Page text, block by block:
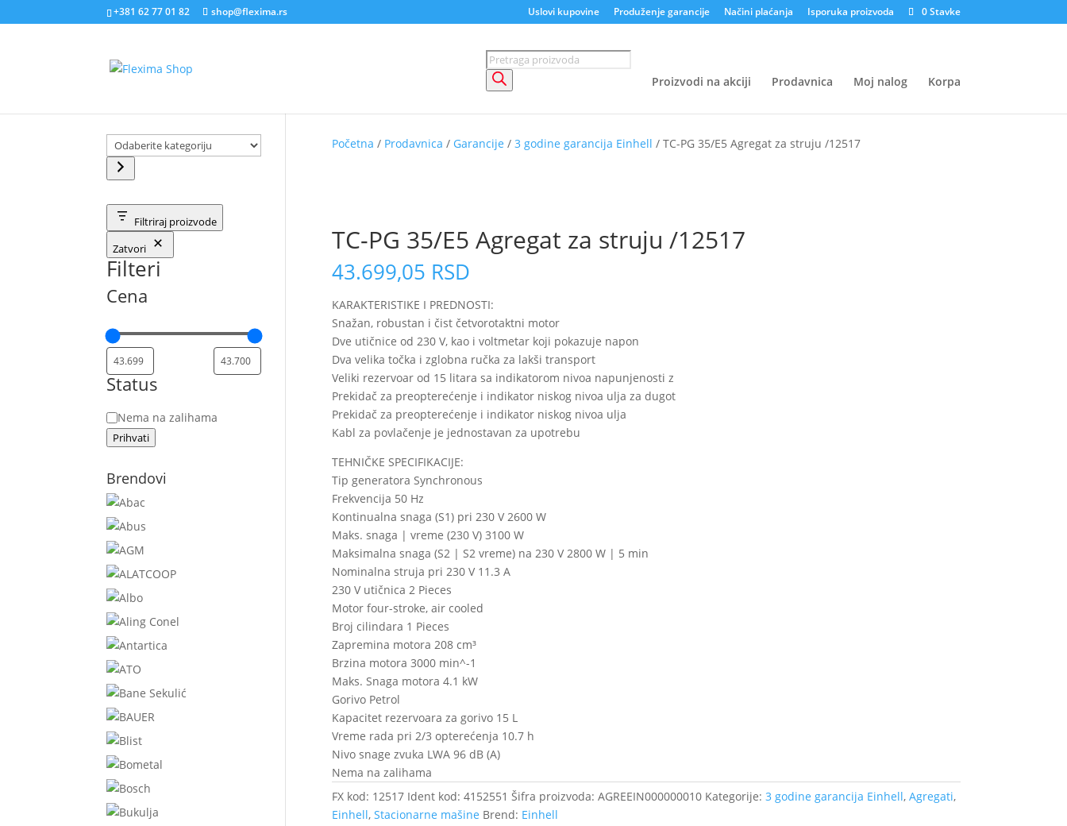
+381 62 77 01 82 shop@flexima.rs Uslovi kupovine Produženje garancije Načini plaćanja Isporuka proizvoda 0 Stavke
Products
search
Proizvodi na akciji
Prodavnica Moj nalog Korpa
Početna / Prodavnica / Garancije / 3 godine garancija Einhell / TC-PG 35/E5 Agregat za struju /12517
TC-PG 35/E5 Agregat za struju /12517
43.699,05 RSD
KARAKTERISTIKE I PREDNOSTI:
Snažan, robustan i čist četvorotaktni motor
Dve utičnice od 230 V, kao i voltmetar koji pokazuje napon
Dva velika točka i zglobna ručka za lakši transport
Veliki rezervoar od 15 litara sa indikatorom nivoa napunjenosti z
Prekidač za preopterećenje i indikator niskog nivoa ulja za dugot
Prekidač za preopterećenje i indikator niskog nivoa ulja
Kabl za povlačenje je jednostavan za upotrebu
TEHNIČKE SPECIFIKACIJE:
Tip generatora Synchronous
Frekvencija 50 Hz
Kontinualna snaga (S1) pri 230 V 2600 W
Maks. snaga | vreme (230 V) 3100 W
Maksimalna snaga (S2 | S2 vreme) na 230 V 2800 W | 5 min
Nominalna struja pri 230 V 11.3 A
230 V utičnica 2 Pieces
Motor four-stroke, air cooled
Broj cilindara 1 Pieces
Zapremina motora 208 cm³
Brzina motora 3000 min^-1
Maks. Snaga motora 4.1 kW
Gorivo Petrol
Kapacitet rezervoara za gorivo 15 L
Vreme rada pri 2/3 opterećenja 10.7 h
Nivo snage zvuka LWA 96 dB (A)
Nema na zalihama
FX kod: 12517 Ident kod: 4152551 Šifra proizvoda: AGREEIN000000010 Kategorije: 3 godine garancija Einhell, Agregati,
Einhell, Stacionarne mašine Brend: Einhell
Odaberite
kategoriju
Filtriraj proizvode
Zatvori
Filteri
Cena
Status
Status
Nema na zalihama
Prihvati
Brendovi